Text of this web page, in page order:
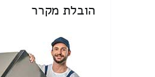
הובלת מקרר